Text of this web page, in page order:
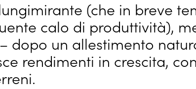
(che in breve
calo di produttività),
– dopo un allestimento
rendimenti in crescita, con